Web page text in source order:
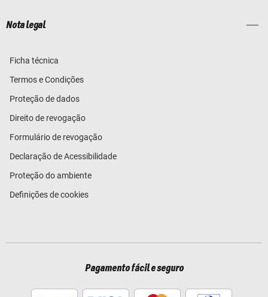
Nota legal
Ficha técnica
Termos e Condições
Proteção de dados
Direito de revogação
Formulário de revogação
Declaração de Acessibilidade
Proteção do ambiente
Definições de cookies
Pagamento fácil e seguro